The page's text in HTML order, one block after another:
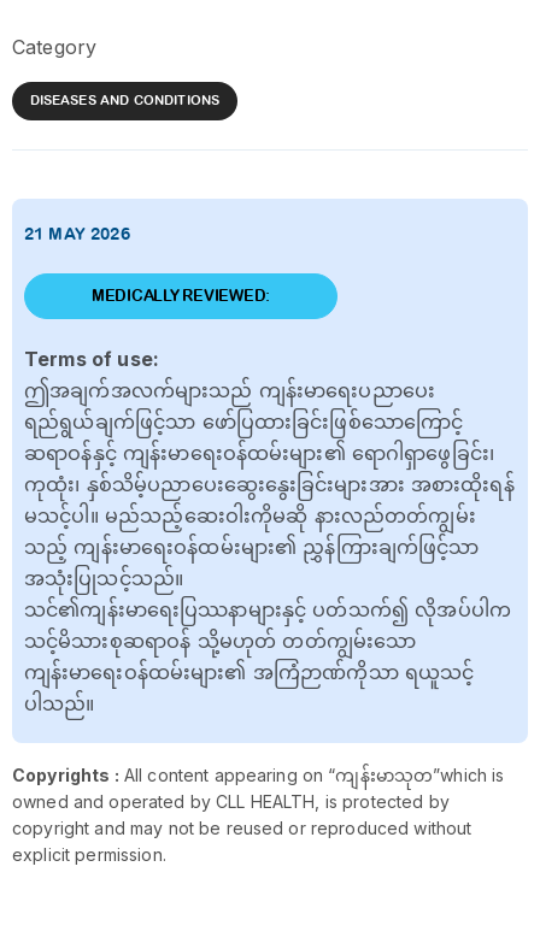
Category
DISEASES AND CONDITIONS
21 MAY 2026
MEDICALLY REVIEWED:
Terms of use:
ဤအချက်အလက်များသည် ကျန်းမာရေးပညာပေး
ရည်ရွယ်ချက်ဖြင့်သာ ဖော်ပြထားခြင်းဖြစ်သောကြောင့်
ဆရာဝန်နှင့် ကျန်းမာရေးဝန်ထမ်းများ၏ ရောဂါရှာဖွေခြင်း၊
ကုထုံး၊ နှစ်သိမ့်ပညာပေးဆွေးနွေးခြင်းများအား အစားထိုးရန်
မသင့်ပါ။ မည်သည့်ဆေးဝါးကိုမဆို နားလည်တတ်ကျွမ်း
သည့် ကျန်းမာရေးဝန်ထမ်းများ၏ ညွှန်ကြားချက်ဖြင့်သာ
အသုံးပြုသင့်သည်။
သင်၏ကျန်းမာရေးပြဿနာများနှင့် ပတ်သက်၍ လိုအပ်ပါက
သင့်မိသားစုဆရာဝန် သို့မဟုတ် တတ်ကျွမ်းသော
ကျန်းမာရေးဝန်ထမ်းများ၏ အကြံဉာဏ်ကိုသာ ရယူသင့်
ပါသည်။
Copyrights : All content appearing on “ကျန်းမာသုတ”which is
owned and operated by CLL HEALTH, is protected by
copyright and may not be reused or reproduced without
explicit permission.